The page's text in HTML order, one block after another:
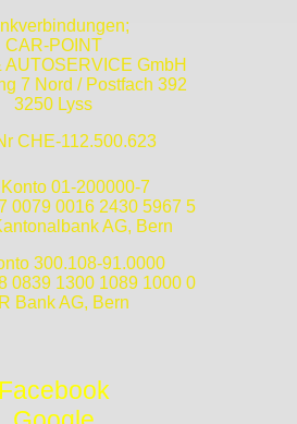
CAR-POINT
AUTOSERVICE GmbH
7 Nord / Postfach 392
3250 Lyss
CHE-112.500.623
01-200000-7
0079 0016 2430 5967 5
AG, Bern
300.108-91.0000
0839 1300 1089 1000 0
Bank AG, Bern
Facebook